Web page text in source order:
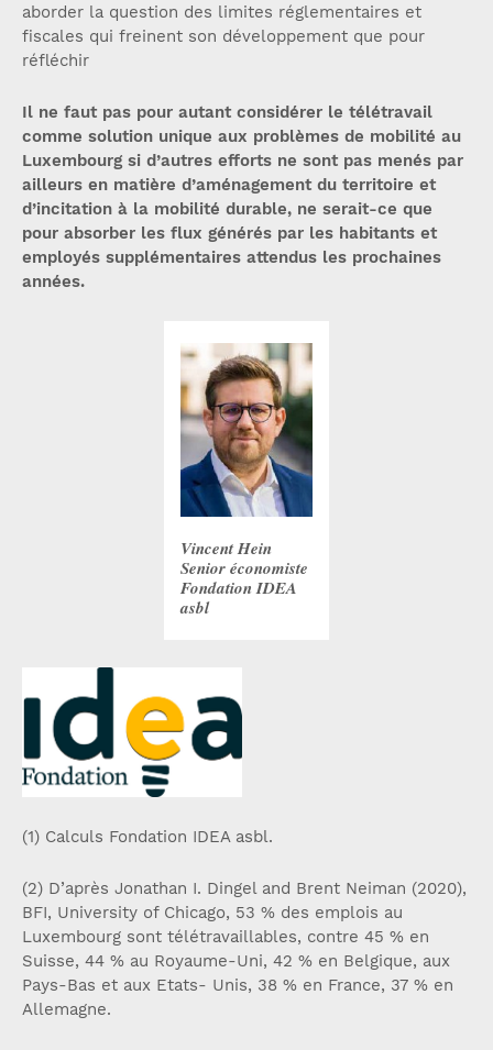
aborder la question des limites réglementaires et
fiscales qui freinent son développement que pour
réfléchir
Il ne faut pas pour autant considérer le télétravail
comme solution unique aux problèmes de mobilité au
Luxembourg si d’autres efforts ne sont pas menés par
ailleurs en matière d’aménagement du territoire et
d’incitation à la mobilité durable, ne serait-ce que
pour absorber les flux générés par les habitants et
employés supplémentaires attendus les prochaines
années.
Vincent Hein
Senior économiste
Fondation IDEA
asbl
(1) Calculs Fondation IDEA asbl.
(2) D’après Jonathan I. Dingel and Brent Neiman (2020),
BFI, University of Chicago, 53 % des emplois au
Luxembourg sont télétravaillables, contre 45 % en
Suisse, 44 % au Royaume-Uni, 42 % en Belgique, aux
Pays-Bas et aux Etats- Unis, 38 % en France, 37 % en
Allemagne.